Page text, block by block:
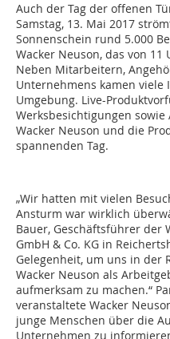
Auch der Tag der offenen
Samstag, 13. Mai 2017
Sonnenschein rund 5.000
Wacker Neuson, das von
Neben Mitarbeitern,
Unternehmens kamen viele
Umgebung. Live-
Werksbesichtigungen
Wacker Neuson und die
spannenden Tag.
„Wir hatten mit vielen
Ansturm war wirklich
Bauer, Geschäftsführer der
GmbH & Co. KG in
Gelegenheit, um uns in der
Wacker Neuson als
aufmerksam zu machen.“
veranstaltete Wacker
junge Menschen über die
Unternehmen zu